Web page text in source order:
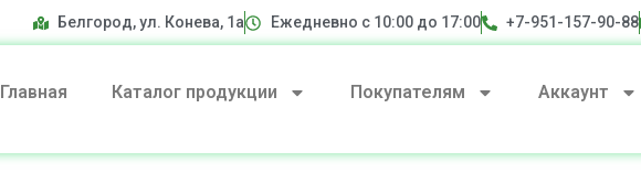
Белгород, ул. Конева, 1а Ежедневно с 10:00 до 17:00 +7-951-157-90-88
Главная Каталог продукции Покупателям Аккаунт